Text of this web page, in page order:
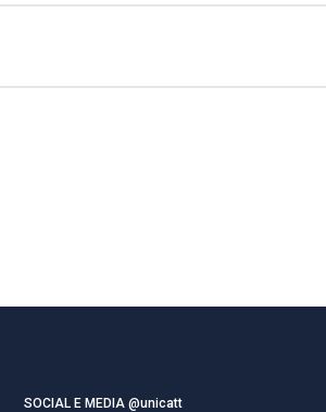
SOCIAL E MEDIA @unicatt